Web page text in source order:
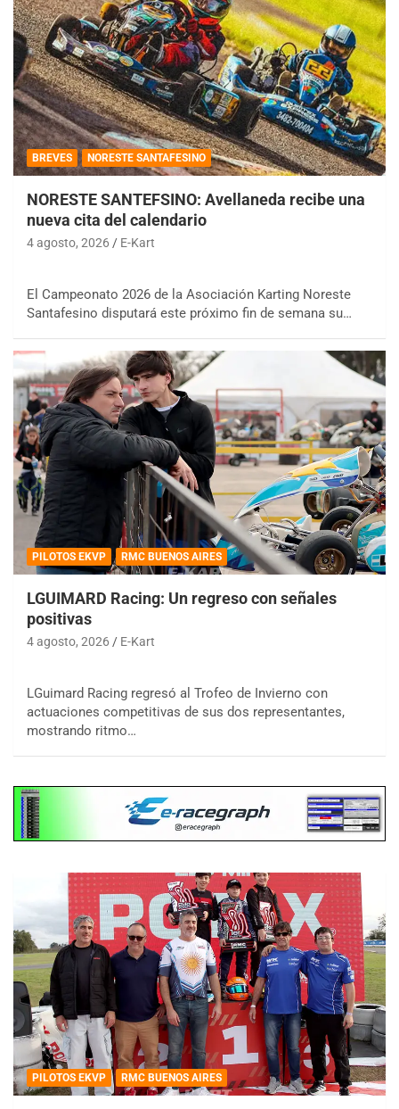
BREVES NORESTE SANTAFESINO
NORESTE SANTEFSINO: Avellaneda recibe una
nueva cita del calendario
4 agosto, 2026 E-Kart
El Campeonato 2026 de la Asociación Karting Noreste
Santafesino disputará este próximo fin de semana su…
PILOTOS EKVP RMC BUENOS AIRES
LGUIMARD Racing: Un regreso con señales
positivas
4 agosto, 2026 E-Kart
LGuimard Racing regresó al Trofeo de Invierno con
actuaciones competitivas de sus dos representantes,
mostrando ritmo…
PILOTOS EKVP RMC BUENOS AIRES